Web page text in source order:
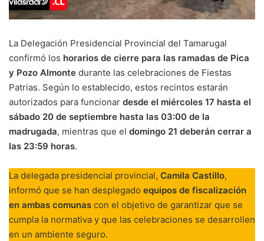
La Delegación Presidencial Provincial del Tamarugal
confirmó los horarios de cierre para las ramadas de Pica
y Pozo Almonte durante las celebraciones de Fiestas
Patrias. Según lo establecido, estos recintos estarán
autorizados para funcionar desde el miércoles 17 hasta el
sábado 20 de septiembre hasta las 03:00 de la
madrugada, mientras que el domingo 21 deberán cerrar a
las 23:59 horas.
La delegada presidencial provincial, Camila Castillo,
informó que se han desplegado equipos de fiscalización
en ambas comunas con el objetivo de garantizar que se
cumpla la normativa y que las celebraciones se desarrollen
en un ambiente seguro.